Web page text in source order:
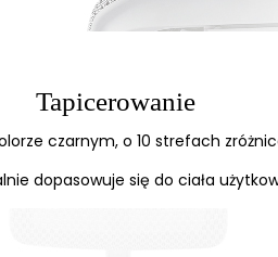
Tapicerowanie
czarnym, o 10 strefach
dopasowuje się do ciała